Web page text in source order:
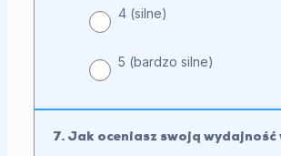
4 (silne)
5 (bardzo silne)
7. Jak oceniasz swoją